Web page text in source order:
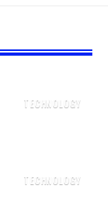
TECHNOLOGY
TECHNOLOGY